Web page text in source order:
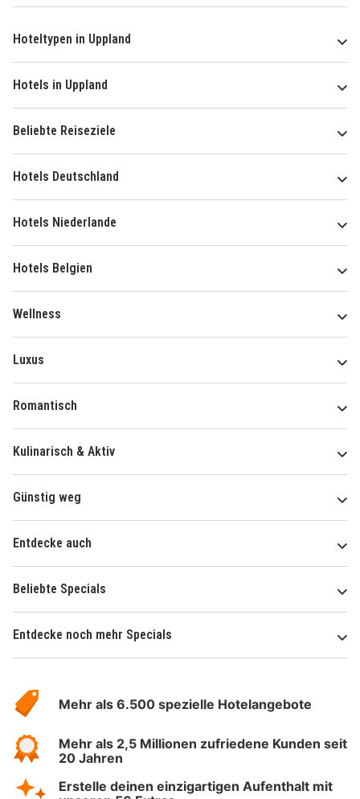
Hoteltypen in Uppland
Hotels in Uppland
Beliebte Reiseziele
Hotels Deutschland
Hotels Niederlande
Hotels Belgien
Wellness
Luxus
Romantisch
Kulinarisch & Aktiv
Günstig weg
Entdecke auch
Beliebte Specials
Entdecke noch mehr Specials
Hotelspecials
Mehr als 6.500 spezielle Hotelangebote
Mehr als 2,5 Millionen zufriedene Kunden seit
20 Jahren
Erstelle deinen einzigartigen Aufenthalt mit